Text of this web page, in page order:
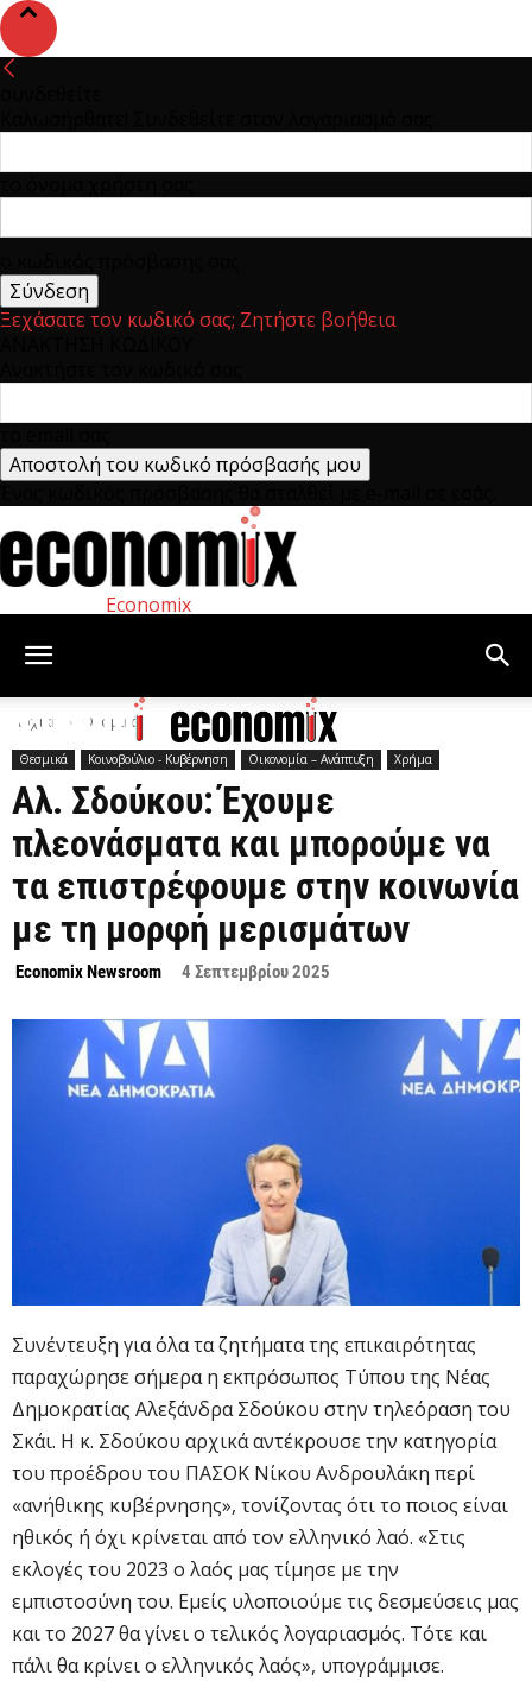
Ξεχάσατε τον κωδικό σας; Ζητήστε βοήθεια
Economix
Αρχική Θεσμικά
Θεσμικά Κοινοβούλιο - Κυβέρνηση Οικονομία – Ανάπτυξη Χρήμα
Αλ. Σδούκου: Έχουμε
πλεονάσματα και μπορούμε να
τα επιστρέφουμε στην κοινωνία
με τη μορφή μερισμάτων
Economix Newsroom 4 Σεπτεμβρίου 2025
Συνέντευξη για όλα τα ζητήματα της επικαιρότητας
παραχώρησε σήμερα η εκπρόσωπος Τύπου της Νέας
Δημοκρατίας Αλεξάνδρα Σδούκου στην τηλεόραση του
Σκάι. Η κ. Σδούκου αρχικά αντέκρουσε την κατηγορία
του προέδρου του ΠΑΣΟΚ Νίκου Ανδρουλάκη περί
«ανήθικης κυβέρνησης», τονίζοντας ότι το ποιος είναι
ηθικός ή όχι κρίνεται από τον ελληνικό λαό. «Στις
εκλογές του 2023 ο λαός μας τίμησε με την
εμπιστοσύνη του. Εμείς υλοποιούμε τις δεσμεύσεις μας
και το 2027 θα γίνει ο τελικός λογαριασμός. Τότε και
πάλι θα κρίνει ο ελληνικός λαός», υπογράμμισε.